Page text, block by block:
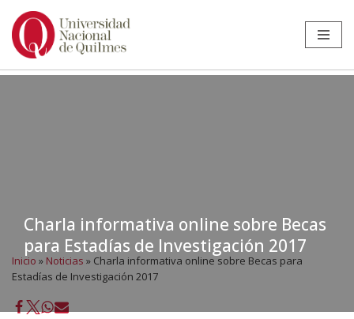
Ir
Charla informativa online sobre Becas
para Estadías de Investigación 2017
Inicio » Noticias » Charla informativa online sobre Becas para
Estadías de Investigación 2017